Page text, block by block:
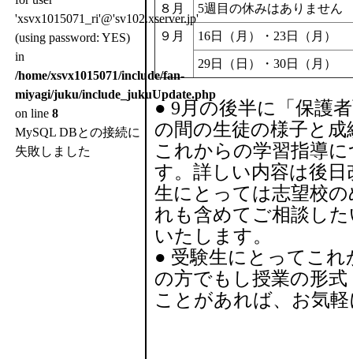
８月 5週目の休みはありません
９月 16日（月）・23日（月）
29日（日）・30日（月）
● 9月の後半に「保護
の間の生徒の様子と
これからの学習指導
す。詳しい内容は後
生にとっては志望校
れも含めてご相談し
いたします。
● 受験生にとってこ
の方でもし授業の形
ことがあれば、お気
'xsvx1015071_ri'@'sv102.xserver.jp'
(using password: YES)
in
/home/xsvx1015071/include/fan-
miyagi/juku/include_jukuUpdate.php
on line 8
MySQL DBとの接続に
失敗しました